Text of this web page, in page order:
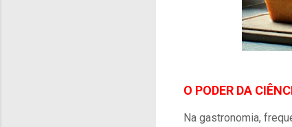
O PODER DA
Na gastronomia,